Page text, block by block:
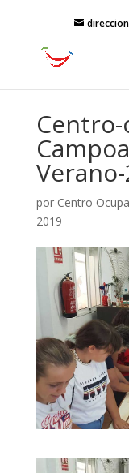
por Centro
2019